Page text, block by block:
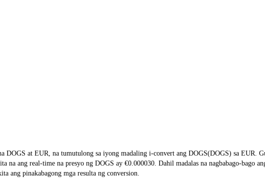
DOGS at EUR, na tumutulong sa iyong madaling i-convert ang DOGS(DOGS) sa EUR.
na ang real-time na presyo ng DOGS ay €0.000030. Dahil madalas na nagbabago-bago
ang pinakabagong mga resulta ng conversion.